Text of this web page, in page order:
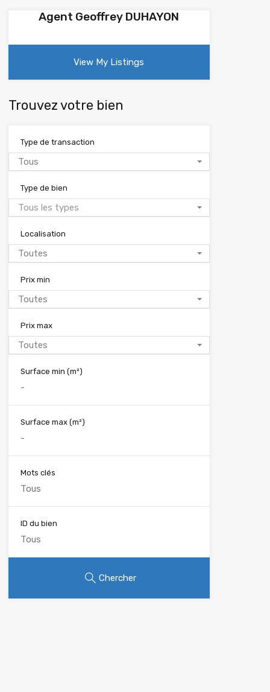
Agent Geoffrey DUHAYON
View My Listings
Trouvez votre bien
Type de transaction
Tous
Type de bien
Tous les types
Localisation
Toutes
Prix min
Toutes
Prix max
Toutes
Surface min (m²)
Surface max (m²)
Mots clés
ID du bien
Chercher